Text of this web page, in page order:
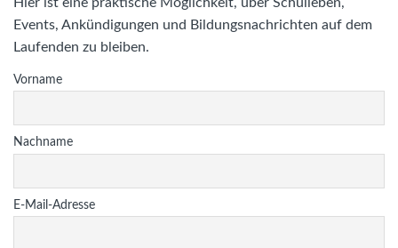
Events, Ankündigungen und Bildungsnachrichten auf dem
Laufenden zu bleiben.
Vorname
Nachname
E-Mail-Adresse